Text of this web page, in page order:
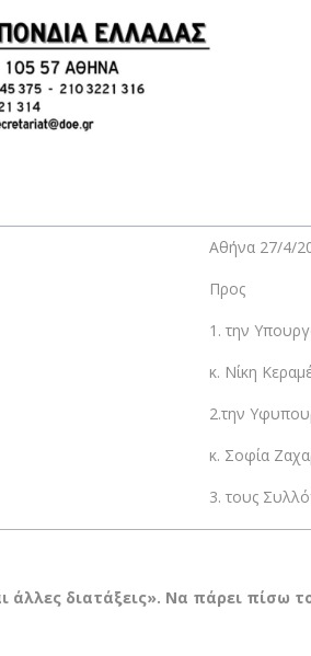
Αθήνα 27/4/
Προς
1. την
κ. Νίκη
2.την
κ. Σοφία
3. τους
διατάξεις». Να πάρει πίσω